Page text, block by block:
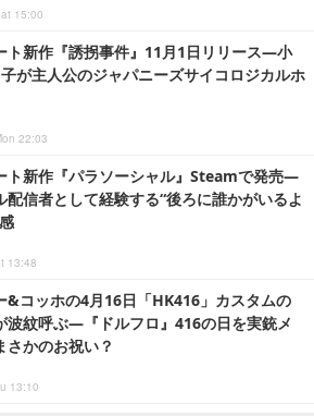
15:00
ト新作『誘拐事件』11月1日リリース―小
が主人公のジャパニーズサイコロジカルホ
22:03
ト新作『パラソーシャル』Steamで発売―
配信者として経験する“後ろに誰かがいるよ
13:48
&コッホの4月16日「HK416」カスタムの
波紋呼ぶ―『ドルフロ』416の日を実銃メ
さかのお祝い？
13:10